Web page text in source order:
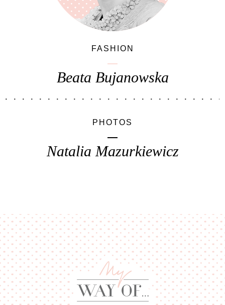
FASHION
Beata Bujanowska
PHOTOS
Natalia Mazurkiewicz